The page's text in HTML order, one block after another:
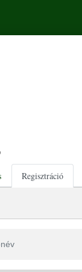
Regisztráció